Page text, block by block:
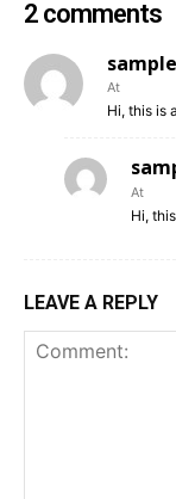
2 comments
At
Hi, this is
At
Hi,
LEAVE A REPLY